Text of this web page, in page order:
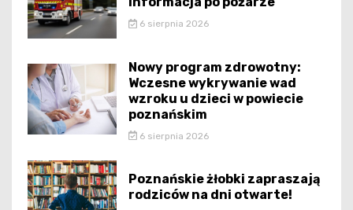
6 sierpnia 2026
Nowy program zdrowotny:
Wczesne wykrywanie wad
wzroku u dzieci w powiecie
poznańskim
6 sierpnia 2026
Poznańskie żłobki zapraszają
rodziców na dni otwarte!